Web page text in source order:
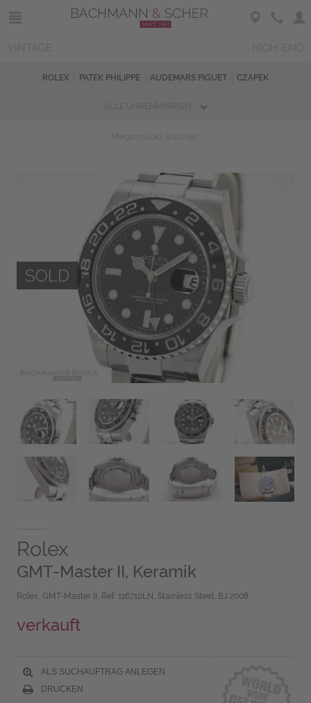
ROLEX PATEK PHILIPPE AUDEMARS PIGUET CZAPEK
Rolex
GMT-Master II, Keramik
Rolex, GMT-Master II, Ref. 116710LN, Stainless Steel, BJ 2008
verkauft
ALS SUCHAUFTRAG ANLEGEN
DRUCKEN